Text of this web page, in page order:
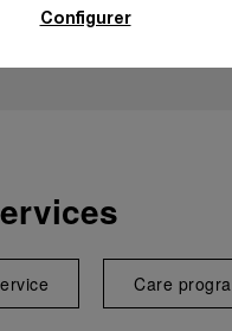
Care
Configurer